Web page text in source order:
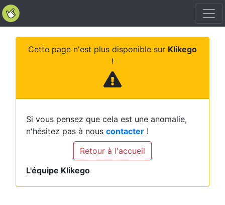
Cette page n'est plus disponible sur Klikego
!
Si vous pensez que cela est une anomalie,
n'hésitez pas à nous contacter !
Retour à l'accueil
L'équipe Klikego